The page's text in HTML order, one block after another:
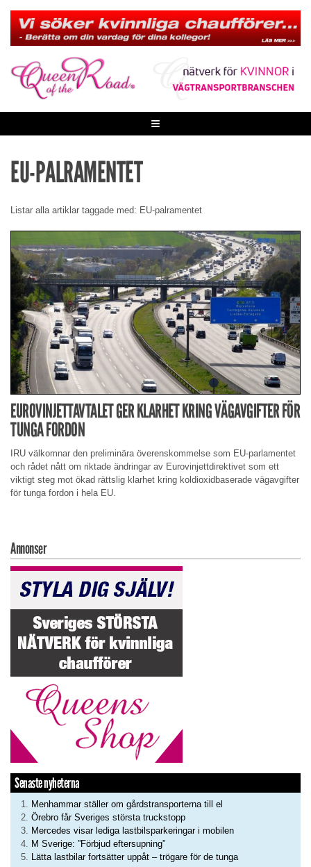
content
≡
EU-PALRAMENTET
Listar alla artiklar taggade med: EU-palramentet
EUROVINJETTAVTALET GER KLARHET KRING VÄGAVGIFTER FÖR
TUNGA FORDON
IRU välkomnar den preliminära överenskommelse som EU-parlamentet
och rådet nått om riktade ändringar av Eurovinjettdirektivet som ett
viktigt steg mot ökad rättslig klarhet kring koldioxidbaserade vägavgifter
för tunga fordon i hela EU.
Annonser
Senaste nyheterna
Menhammar ställer om gårdstransporterna till el
Örebro får Sveriges största truckstopp
Mercedes visar lediga lastbilsparkeringar i mobilen
M Sverige: ”Förbjud eftersupning”
Lätta lastbilar fortsätter uppåt – trögare för de tunga